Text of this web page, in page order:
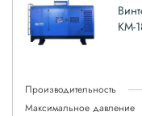
КМ-
Производительность
Максимальное давление